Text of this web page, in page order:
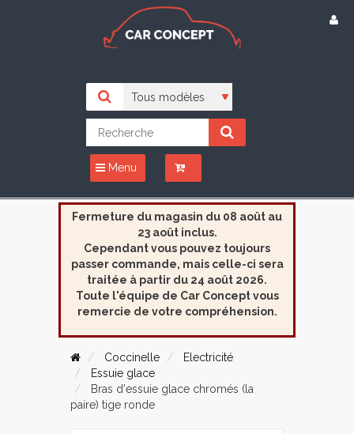
Menu
Fermeture du magasin du 08 août au
23 août inclus.
Cependant vous pouvez toujours
passer commande, mais celle-ci sera
traitée à partir du 24 août 2026.
Toute l'équipe de Car Concept vous
remercie de votre compréhension.
Coccinelle
Electricité
Essuie glace
Bras d'essuie glace chromés (la
paire) tige ronde